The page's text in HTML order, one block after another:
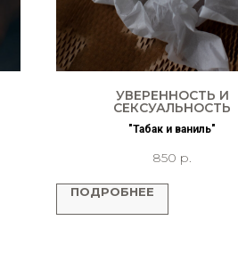
УВЕРЕННОСТЬ И
СЕКСУАЛЬНОСТЬ
"Табак и ваниль"
850 р.
ПОДРОБНЕЕ